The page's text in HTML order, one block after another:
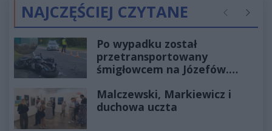
NAJCZĘŚCIEJ CZYTANE Poprzednie
Po wypadku został
przetransportowany
śmigłowcem na Józefów.
Malczewski, Markiewicz i
duchowa uczta